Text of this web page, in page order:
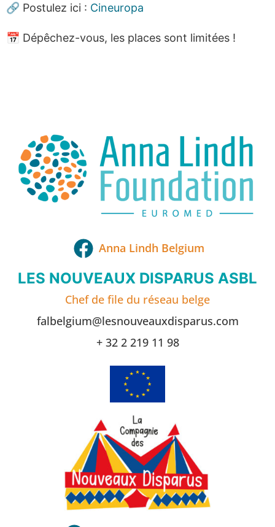
🔗 Postulez ici : Cineuropa
📅 Dépêchez-vous, les places sont limitées !
Anna Lindh Belgium
LES NOUVEAUX DISPARUS ASBL
Chef de file du réseau belge
falbelgium@lesnouveauxdisparus.com
+ 32 2 219 11 98